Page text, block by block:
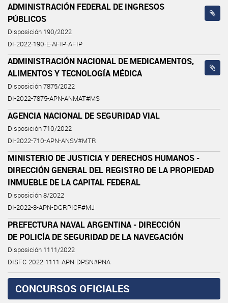
ADMINISTRACIÓN FEDERAL DE INGRESOS
PÚBLICOS
Disposición 190/2022
DI-2022-190-E-AFIP-AFIP
ADMINISTRACIÓN NACIONAL DE MEDICAMENTOS,
ALIMENTOS Y TECNOLOGÍA MÉDICA
Disposición 7875/2022
DI-2022-7875-APN-ANMAT#MS
AGENCIA NACIONAL DE SEGURIDAD VIAL
Disposición 710/2022
DI-2022-710-APN-ANSV#MTR
MINISTERIO DE JUSTICIA Y DERECHOS HUMANOS -
DIRECCIÓN GENERAL DEL REGISTRO DE LA PROPIEDAD
INMUEBLE DE LA CAPITAL FEDERAL
Disposición 8/2022
DI-2022-8-APN-DGRPICF#MJ
PREFECTURA NAVAL ARGENTINA - DIRECCIÓN
DE POLICÍA DE SEGURIDAD DE LA NAVEGACIÓN
Disposición 1111/2022
DISFC-2022-1111-APN-DPSN#PNA
CONCURSOS OFICIALES